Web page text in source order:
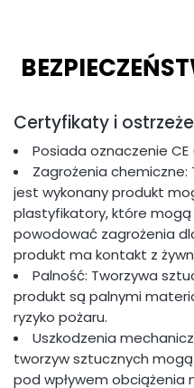
Certyfikaty i
Posiada oznaczenie
Zagrożenia
jest wykonany produkt
plastyfikatory, które
powodować zagrożenia
produkt ma kontakt z
Palność: Tworzywa
produkt są palnymi
ryzyko pożaru.
Uszkodzenia
tworzyw sztucznych
pod wpływem obciążenia